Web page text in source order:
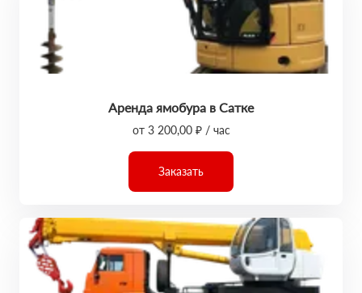
Аренда ямобура в Сатке
от 3 200,00 ₽ / час
Заказать